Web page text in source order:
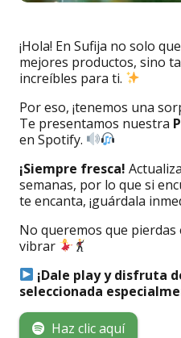
¡Hola! En Sufija no solo
mejores productos, sino
increíbles para ti.
Por eso, ¡tenemos una
Te presentamos nuestra
en Spotify.
¡Siempre fresca!
semanas, por lo que si
te encanta, ¡guárdala
No queremos que pierdas
vibrar
¡Dale play y disfruta
seleccionada
Haz clic aquí